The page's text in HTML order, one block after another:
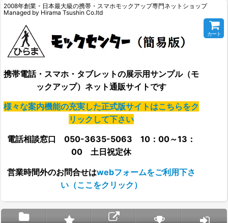
2008年創業・日本最大級の携帯・スマホモックアップ専門ネットショップ
Managed by Hirama Tsushin Co.ltd
携帯電話・スマホ・タブレットの展示用サンプル（モ
ックアップ）ネット通販サイトです
様々な案内機能の充実した正式版サイトはこちらをク
リックして下さい
電話相談窓口 050-3635-5063 10：00～13：
00 土日祝定休
営業時間外のお問合せはwebフォームをご利用下さ
い（ここをクリック）
カート